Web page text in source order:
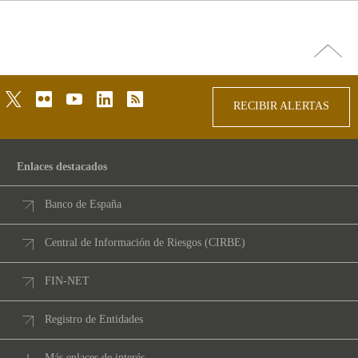
arriba
twitterflickr youtubelinkedinrss
RECIBIR ALERTAS
Enlaces destacados
Banco de España
Central de Información de Riesgos (CIRBE)
FIN-NET
Registro de Entidades